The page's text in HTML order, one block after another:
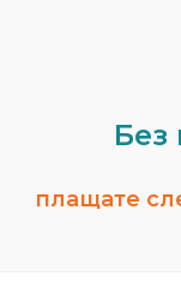
Без
плащате